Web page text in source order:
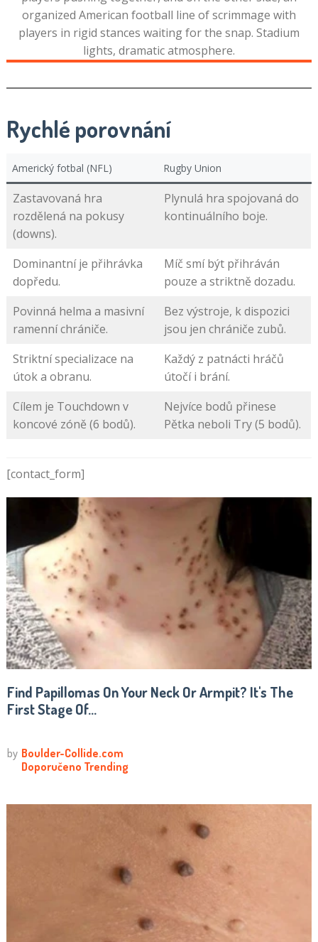
Rychlé porovnání
Americký fotbal (NFL) Rugby Union
Zastavovaná hra
rozdělená na pokusy
(downs).
Plynulá hra spojovaná do
kontinuálního boje.
Dominantní je přihrávka
dopředu.
Míč smí být přihráván
pouze a striktně dozadu.
Povinná helma a masivní
ramenní chrániče.
Bez výstroje, k dispozici
jsou jen chrániče zubů.
Striktní specializace na
útok a obranu.
Každý z patnácti hráčů
útočí i brání.
Cílem je Touchdown v
koncové zóně (6 bodů).
Nejvíce bodů přinese
Pětka neboli Try (5 bodů).
[contact_form]
Find Papillomas On Your Neck Or Armpit? It's The
First Stage Of...